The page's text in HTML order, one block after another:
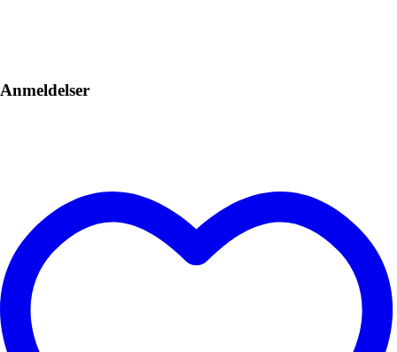
Anmeldelser